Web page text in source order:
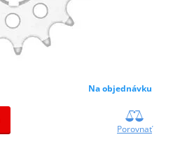
Na objednávku
Porovnať